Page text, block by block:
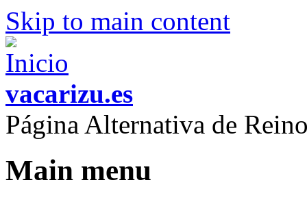
Skip to main content
vacarizu.es
Página Alternativa de
Main menu